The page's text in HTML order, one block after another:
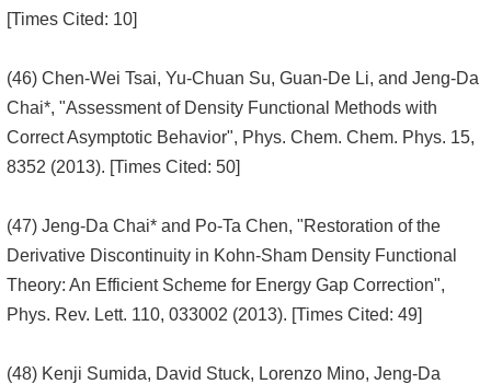
[Times Cited: 10]
(46) Chen-Wei Tsai, Yu-Chuan Su, Guan-De Li, and Jeng-Da
Chai*, "Assessment of Density Functional Methods with
Correct Asymptotic Behavior", Phys. Chem. Chem. Phys. 15,
8352 (2013). [Times Cited: 50]
(47) Jeng-Da Chai* and Po-Ta Chen, "Restoration of the
Derivative Discontinuity in Kohn-Sham Density Functional
Theory: An Efficient Scheme for Energy Gap Correction",
Phys. Rev. Lett. 110, 033002 (2013). [Times Cited: 49]
(48) Kenji Sumida, David Stuck, Lorenzo Mino, Jeng-Da